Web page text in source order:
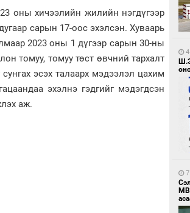
оны хичээлийн жилийн нэгдүгээр
сарын 17-оос эхэлсэн. Хуваарь
2023 оны 1 дүгээр сарын 30-ны
томуу, томуу төст өвчний тархалт
эсэх талаарх мэдээлэл цахим
эхэлнэ гэдгийг мэдэгдсэн
аж.